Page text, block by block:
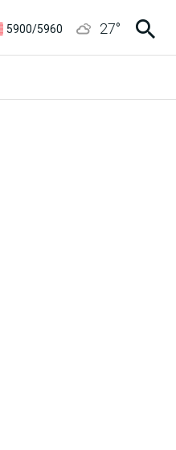
5900/5960
27°